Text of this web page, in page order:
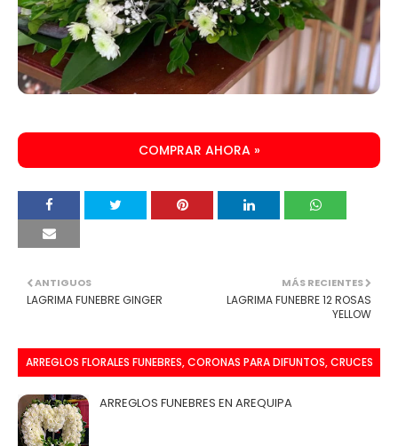
COMPRAR AHORA »
MÁS RECIENTES
LAGRIMA FUNEBRE 12 ROSAS
YELLOW
ANTIGUOS
LAGRIMA FUNEBRE GINGER
ARREGLOS FLORALES FUNEBRES, CORONAS PARA DIFUNTOS, CRUCES
ARREGLOS FUNEBRES EN AREQUIPA